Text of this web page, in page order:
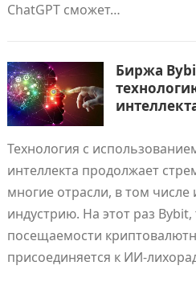
ChatGPT сможет…
Биржа
Технология с
интеллекта продолжает
многие отрасли, в том
индустрию. На этот раз Bybit,
посещаемости
присоединяется к ИИ-